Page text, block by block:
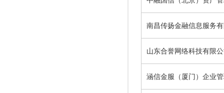
南昌传扬金融信息服务
山东合誉网络科技有限
涵信金服（厦门）企业